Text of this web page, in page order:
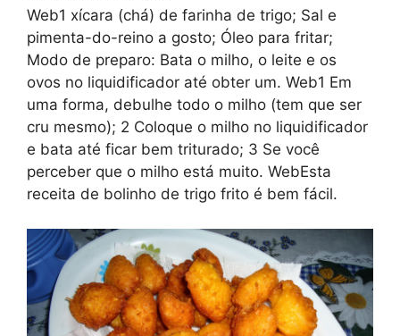
Web1 xícara (chá) de farinha de trigo; Sal e
pimenta-do-reino a gosto; Óleo para fritar;
Modo de preparo: Bata o milho, o leite e os
ovos no liquidificador até obter um. Web1 Em
uma forma, debulhe todo o milho (tem que ser
cru mesmo); 2 Coloque o milho no liquidificador
e bata até ficar bem triturado; 3 Se você
perceber que o milho está muito. WebEsta
receita de bolinho de trigo frito é bem fácil.